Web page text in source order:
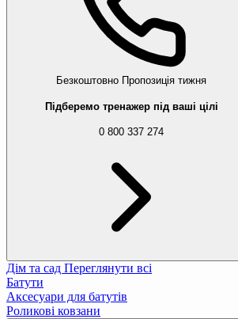
Безкоштовно Пропозиція тижня
Підберемо тренажер під ваші цілі
0 800 337 274
Дім та сад Переглянути всі
Батути
Аксесуари для батутів
Роликові ковзани